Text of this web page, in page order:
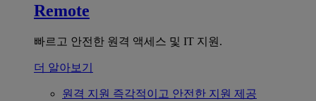
Remote
빠르고 안전한 원격 액세스 및 IT 지원.
더 알아보기
원격 지원 즉각적이고 안전한 지원 제공